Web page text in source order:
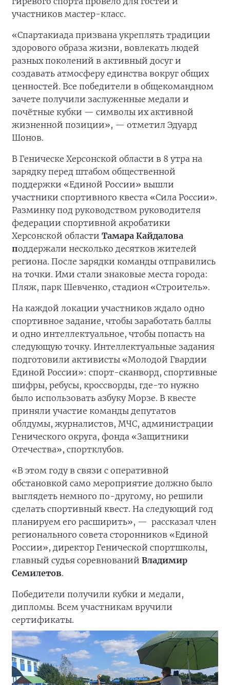
участников мастер-класс.
«Спартакиада призвана укреплять традиции
здорового образа жизни, вовлекать людей
разных поколений в активный досуг и
создавать атмосферу единства вокруг общих
ценностей. Все победители в общекомандном
зачете получили заслуженные медали и
почётные кубки — символы их активной
жизненной позиции», — отметил Эдуард
Шонов.
В Геническе Херсонской области в 8 утра на
зарядку перед штабом общественной
поддержки «Единой России» вышли
участники спортивного квеста «Сила России».
Разминку под руководством руководителя
федерации спортивной акробатики
Херсонской области Тамара Кайдалова
поддержали несколько десятков жителей
региона. После зарядки команды отправились
на точки. Ими стали знаковые места города:
Пляж, парк Шевченко, стадион «Строитель».
На каждой локации участников ждало одно
спортивное задание, чтобы заработать баллы
и одно интеллектуальное, чтобы попасть на
следующую точку. Интеллектуальные задания
подготовили активисты «Молодой Гвардии
Единой России»: спорт-сканворд, спортивные
шифры, ребусы, кроссворды, где-то нужно
было использовать азбуку Морзе. В квесте
приняли участие команды депутатов
облдумы, журналистов, МЧС, администрации
Генического округа, фонда «Защитники
Отечества», спортклубов.
«В этом году в связи с оперативной
обстановкой само мероприятие должно было
выглядеть немного по-другому, но решили
сделать спортивный квест. На следующий год
планируем его расширить», — рассказал член
регионального совета сторонников «Единой
России», директор Генической спортшколы,
главный судья соревнований Владимир
Семилетов.
Победители получили кубки и медали,
дипломы. Всем участникам вручили
сертификаты.